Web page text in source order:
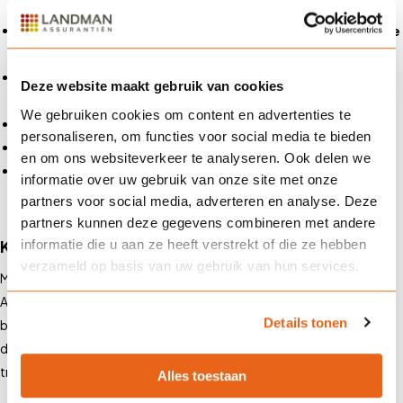
Deze website maakt gebruik van cookies
We gebruiken cookies om content en advertenties te
personaliseren, om functies voor social media te bieden
en om ons websiteverkeer te analyseren. Ook delen we
informatie over uw gebruik van onze site met onze
partners voor social media, adverteren en analyse. Deze
partners kunnen deze gegevens combineren met andere
informatie die u aan ze heeft verstrekt of die ze hebben
verzameld op basis van uw gebruik van hun services.
Details tonen
Alles toestaan
Aansprakelijkheid voor schade aan of verlies van vervoerde
goederen
Dekking conform het CMR-verdrag voor internationaal
Bescherming tegen claims van opdrachtgevers en klanten
Juridische ondersteuning bij schadeclaims
Optionele uitbreidingen, zoals dekking voor ladingschade
door vertraging of verkeerd afleveren
Kies voor zekerheid en betrouwbaarheid
Met de vervoerderaansprakelijkheidsverzekering van Landman
Assurantiën ben je verzekerd van een sterke partner die jouw risico’s
begrijpt en minimaliseert. Wij denken met je mee en zorgen ervoor
dat je bedrijf goed beschermd blijft, zodat jij je kunt richten op je
transportactiviteiten.